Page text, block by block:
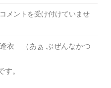
阿々
華
之
コメントを受け付けていませ
衣 （あぁ ぶぜんなかつ
。